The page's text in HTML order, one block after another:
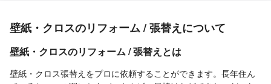
壁紙・クロスのリフォーム / 張替えについて
壁紙・クロスのリフォーム / 張替えとは
壁紙・クロス張替えをプロに依頼することができます。長年住ん